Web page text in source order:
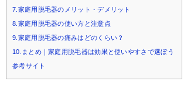
7.家庭用脱毛器のメリット・デメリット
8.家庭用脱毛器の使い方と注意点
9.家庭用脱毛器の痛みはどのくらい？
10.まとめ｜家庭用脱毛器は効果と使いやすさで選ぼう
参考サイト